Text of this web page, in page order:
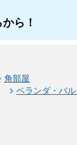
ら！
角部屋
ベランダ・バ